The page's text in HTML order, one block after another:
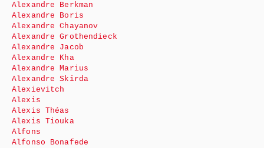
Alexandre Berkman
Alexandre Boris
Alexandre Chayanov
Alexandre Grothendieck
Alexandre Jacob
Alexandre Kha
Alexandre Marius
Alexandre Skirda
Alexievitch
Alexis
Alexis Théas
Alexis Tiouka
Alfons
Alfonso Bonafede